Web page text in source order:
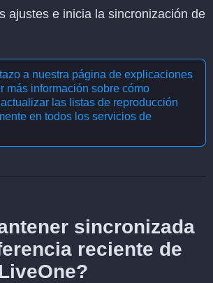
ajustes e inicia la sincronización de
a nuestra página de explicaciones
más información sobre cómo
las listas de reproducción
en todos los servicios de
sincronizada
reciente de